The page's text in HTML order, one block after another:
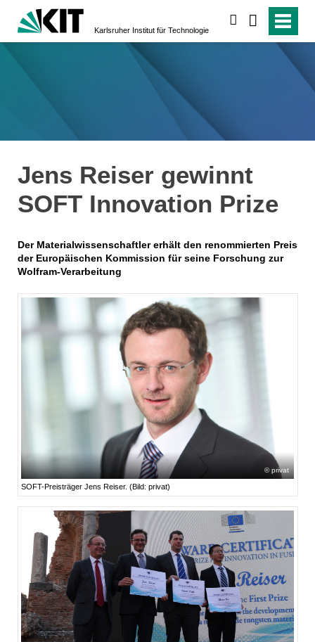
Karlsruher Institut für Technologie
Jens Reiser gewinnt
SOFT Innovation Prize
Der Materialwissenschaftler erhält den renommierten Preis
der Europäischen Kommission für seine Forschung zur
Wolfram-Verarbeitung
privat
SOFT-Preisträger Jens Reiser. (Bild: privat)